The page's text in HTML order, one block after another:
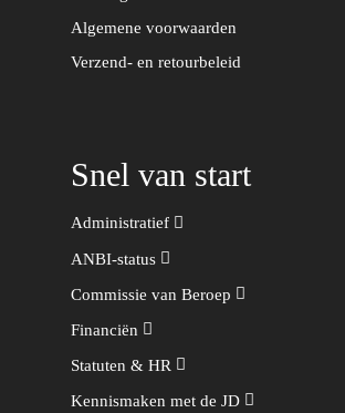
Algemene voorwaarden
Verzend- en retourbeleid
Snel van start
Administratief
ANBI-status
Commissie van Beroep
Financiën
Statuten & HR
Kennismaken met de JD